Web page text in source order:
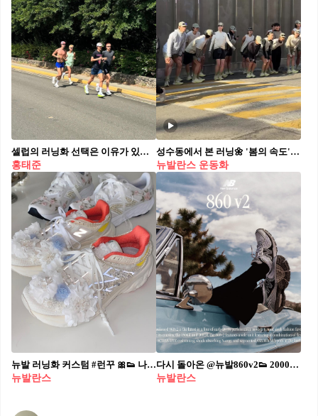
셀럽의 러닝화 선택은 이유가 있다. 달리는 순간에도 기능과 스타일을 동시에 🏃‍♂️ 러닝화 정보 4가지 1. 아식스 슈퍼블라스트2 그레이쉬 퍼플 코랄 리프 러너들의 호평이 끊이지 않는 아식스 슈퍼블라스트2, 우수한 쿠셔닝으로 안정적인 러닝을 도와줍니다. 주황색 상의를 함께 입는다면 감각적인 러닝룩도 연출할 수 있습니다. 2.호카 마하 X 2 블랙 일렉트릭 아쿠아 진정한 레이싱화로 거듭난 마하 X 2, 저번 모델보다 경량화되어 빠른 속도와 통통튀는 주행감으로 러너들의 재미를 책임집니다. 눈에 확 띄는 아웃솔을 통해 얻을 수 있는 개성은 포인트! 3. 뉴발란스 퓨어셀 SC 엘리트 v4 선라이즈 세련된 디자인만큼이나 뛰어난 성능을 갖춘 모델입니다 카본 플레이트가 내장되어 폭발적인 반발력을 제공하면서도, 편안한 착화감을 놓치지 않았습니다. 기록 달성을 목표로 하는 러너에게 추천하는 모델입니다. 4.나이키 에어 줌 알파플라이 넥스트% 3 하바네로 레드 상위 3%를 위해 나이키의 모든 기술을 집약해 만든 이 러닝화는 불꽃 그래픽을 통해 기록 단축을 향한 열정을 직관적으로 보여줍니다. 강렬한 레드 컬러와 함께라면, 그 누구도 따라올 수 없습니다.
홍태준
성수동에서 본 러닝🌼 '봄의 속도' 뉴발란스와 브라운야드의 밸런스가 함께한💛🩷 컬렉션 참고 뉴발란스가 FuelCell Rebel v5 스페셜 라인 출시를 기념해 브라운야드의 스포츠웨어 라인 밸런스와 함께한 ‘Spring Pace : 봄의 속도’ 컬렉션을 선보입니다. 더 가벼워진 퍼포먼스에 봄에서 영감 받은 컬러를 더해 러닝화부터 의류, 용품까지 풀 라인업으로 구성됐는데요. 현재 뉴발란스 공식 홈페이지 런칭 캘린더를 통해 신청 가능하며, 3월 6일(금) 온·오프라인으로 런칭됩니다. Rebel v5 구매 고객에게는 선착순 한정으로 협업 기념 사은품 러닝 슈파우치도 증정된다고 합니다. 영상으로 미리 만나보세요.
뉴발란스 운동화
뉴발 러닝화 커스텀 #런꾸 🎀👟 나만의 러닝화, 이제 러닝화도 내 취향에 맞춰 🤍💙 #광고
뉴발란스
다시 돌아온 @뉴발860v2👟 2000년대 레트로무드 그대로 담은 러닝화✔️드디어 내일이야🙌
뉴발란스